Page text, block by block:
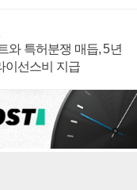
와 특허분쟁 매듭, 5년
이선스비 지급